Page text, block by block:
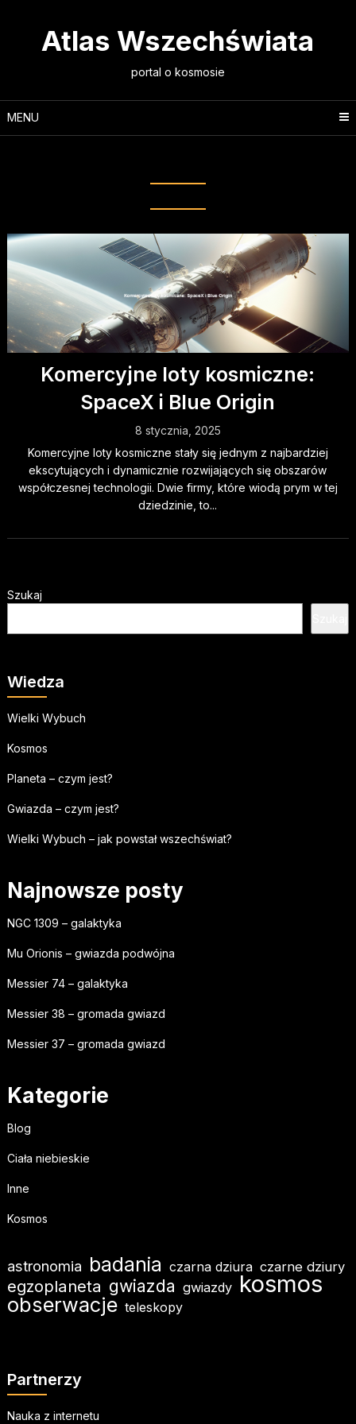
Atlas Wszechświata
portal o kosmosie
MENU
Komercyjne loty kosmiczne:
SpaceX i Blue Origin
8 stycznia, 2025
Komercyjne loty kosmiczne stały się jednym z najbardziej
ekscytujących i dynamicznie rozwijających się obszarów
współczesnej technologii. Dwie firmy, które wiodą prym w tej
dziedzinie, to...
Szukaj
Wiedza
Wielki Wybuch
Kosmos
Planeta – czym jest?
Gwiazda – czym jest?
Wielki Wybuch – jak powstał wszechświat?
Najnowsze posty
NGC 1309 – galaktyka
Mu Orionis – gwiazda podwójna
Messier 74 – galaktyka
Messier 38 – gromada gwiazd
Messier 37 – gromada gwiazd
Kategorie
Blog
Ciała niebieskie
Inne
Kosmos
astronomia badania czarna dziura czarne dziury
egzoplaneta gwiazda gwiazdy kosmos
obserwacje teleskopy
Partnerzy
Nauka z internetu